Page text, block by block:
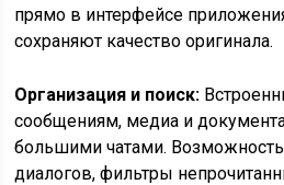
прямо в интерфейсе
сохраняют качество оригинала.
Организация и поиск:
сообщениям, медиа и
большими чатами.
диалогов, фильтры